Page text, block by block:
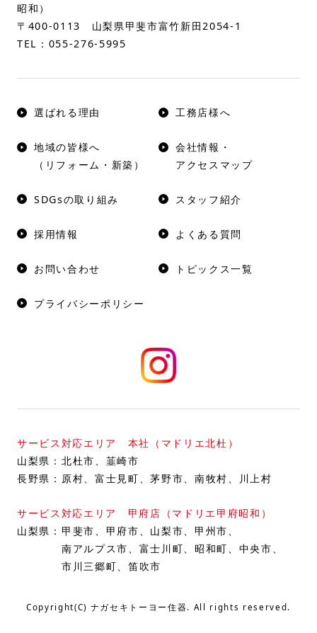
昭和）
〒400-0113 山梨県甲斐市富竹新田2054-1
TEL： 055-276-5995
選ばれる理由 工務店様へ
地域の皆様へ
（リフォーム・新築）
会社情報・
アクセスマップ
SDGsの取り組み スタッフ紹介
採用情報 よくある質問
お問い合わせ トピックス一覧
プライバシーポリシー
サービス対応エリア 本社（マドリエ北杜）
山梨県： 北杜市
韮崎市
長野県： 原村 富士見町 茅野市 南牧村 川上村
サービス対応エリア 甲府店（マドリエ甲府昭和）
山梨県： 甲斐市 甲府市 山梨市
甲州市
南アルプス市
富士川町 昭和町
中央市
市川三郷町
笛吹市
Copyright(C) ナガセキトーヨー住器. All rights reserved.